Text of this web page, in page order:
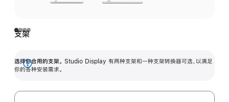
支架
选择你合用的支架。 Studio Display 有两种支架和一种支架转换器可选，以满足
你的各种安装需求。
展